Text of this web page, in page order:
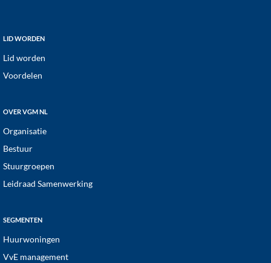
Footer
LID WORDEN
Lid worden
Voordelen
OVER VGM NL
Organisatie
Bestuur
Stuurgroepen
Leidraad Samenwerking
SEGMENTEN
Huurwoningen
VvE management